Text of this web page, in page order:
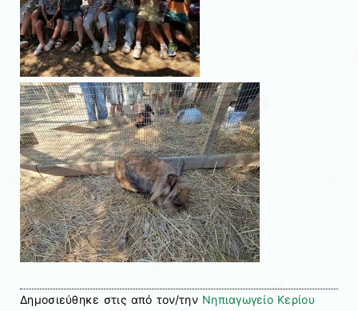
Δημοσιεύθηκε στις από τον/την Νηπιαγωγείο Κερίου